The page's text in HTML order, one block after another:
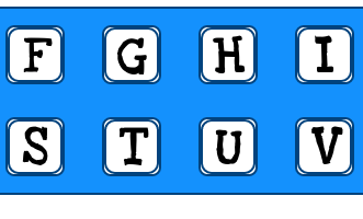
F G H I
S T U V